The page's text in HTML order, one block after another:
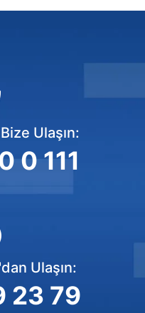
Ulaşın:
0 111
Ulaşın:
23 79